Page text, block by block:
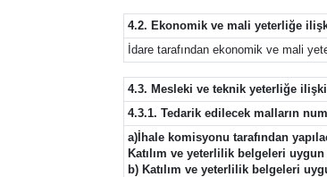
4.2. Ekonomik ve mali yeterliğe
İdare tarafından ekonomik ve mali
4.3. Mesleki ve teknik yeterliğe
4.3.1. Tedarik edilecek malların
a)İhale komisyonu tarafından
Katılım ve yeterlilik belgeleri
b) Katılım ve yeterlilik belgeleri